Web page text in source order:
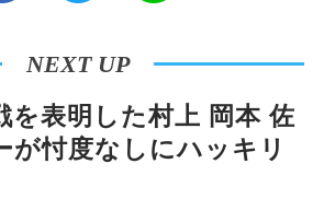
NEXT UP
を表明した村上 岡本 佐
が忖度なしにハッキリ